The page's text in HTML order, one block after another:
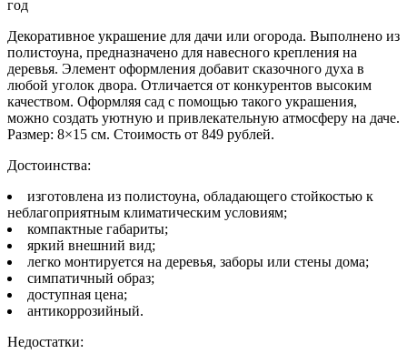
Декоративное украшение для дачи или огорода. Выполнено из
полистоуна, предназначено для навесного крепления на
деревья. Элемент оформления добавит сказочного духа в
любой уголок двора. Отличается от конкурентов высоким
качеством. Оформляя сад с помощью такого украшения,
можно создать уютную и привлекательную атмосферу на даче.
Размер: 8×15 см. Стоимость от 849 рублей.
Достоинства:
изготовлена из полистоуна, обладающего стойкостью к
неблагоприятным климатическим условиям;
компактные габариты;
яркий внешний вид;
легко монтируется на деревья, заборы или стены дома;
симпатичный образ;
доступная цена;
антикоррозийный.
Недостатки: